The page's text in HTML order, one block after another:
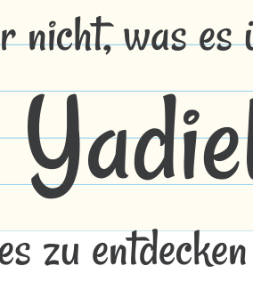
nicht, was es
zu